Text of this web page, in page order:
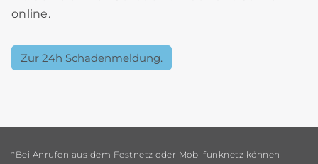
online.
Zur 24h Schadenmeldung.
*Bei Anrufen aus dem Festnetz oder Mobilfunknetz können